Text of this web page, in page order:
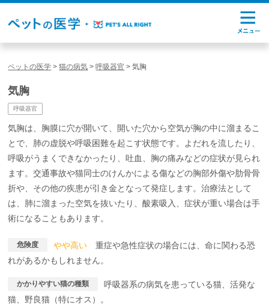
ペットの医学 >猫の病気 >呼吸器官 >気胸
気胸
呼吸器官
気胸は、胸膜に穴が開いて、開いた穴から空気が胸の中に溜まるこ
とで、肺の虚脱や呼吸困難を起こす状態です。よだれを流したり、
呼吸がうまくできなかったり、吐血、胸の痛みなどの症状が見られ
ます。交通事故や猫同士のけんかによる傷などの胸部外傷や肋骨骨
折や、その他の疾患が引き金となって発症します。治療法として
は、肺に溜まった空気を抜いたり、酸素吸入、症状が重い場合は手
術になることもあります。
危険度 やや高い 重症や急性症状の場合には、命に関わる恐
れがあるかもしれません。
かかりやすい猫の種類
呼吸器系の病気を患っている猫、活発な
猫、野良猫（特にオス）。